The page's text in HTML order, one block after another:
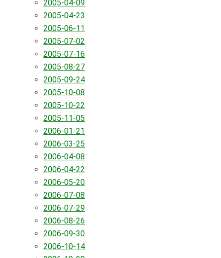
2005-04-09
2005-04-23
2005-06-11
2005-07-02
2005-07-16
2005-08-27
2005-09-24
2005-10-08
2005-10-22
2005-11-05
2006-01-21
2006-03-25
2006-04-08
2006-04-22
2006-05-20
2006-07-08
2006-07-29
2006-08-26
2006-09-30
2006-10-14